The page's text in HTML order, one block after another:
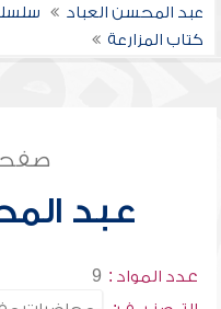
عبد المحسن العباد
كتاب المزارعة
عبد
عدد المواد : 9